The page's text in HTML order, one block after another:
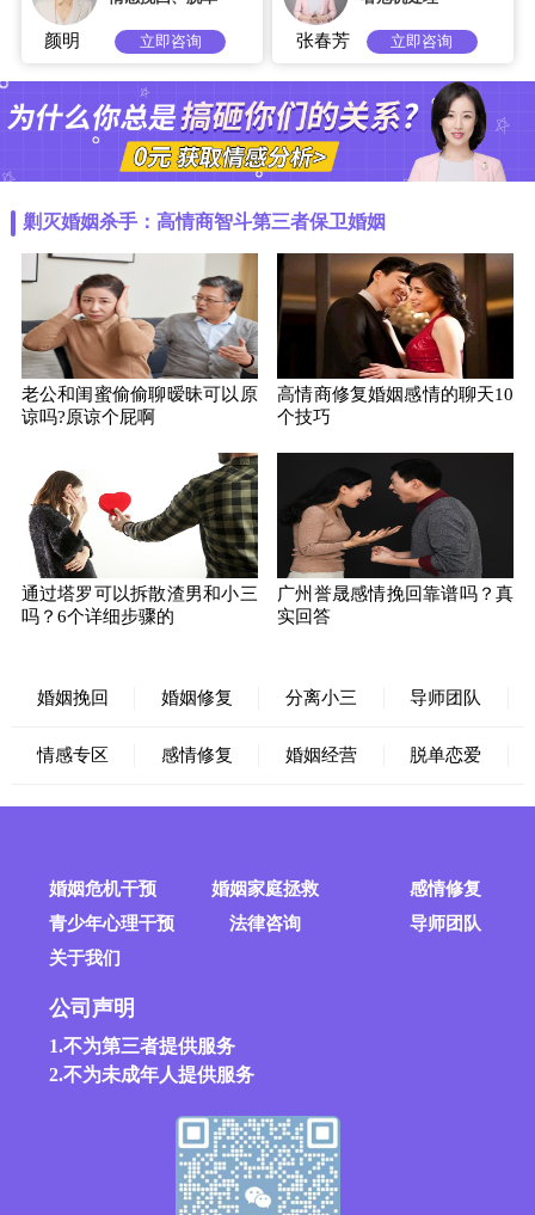
颜明 立即咨询 张春芳 立即咨询
剿灭婚姻杀手：高情商智斗第三者保卫婚姻
老公和闺蜜偷偷聊暧昧可以原
谅吗?原谅个屁啊
高情商修复婚姻感情的聊天10
个技巧
通过塔罗可以拆散渣男和小三
吗？6个详细步骤的
广州誉晟感情挽回靠谱吗？真
实回答
婚姻挽回 婚姻修复 分离小三 导师团队
情感专区 感情修复 婚姻经营 脱单恋爱
婚姻危机干预 婚姻家庭拯救
感情修复
青少年心理干预
法律咨询
导师团队
关于我们
公司声明
1.不为第三者提供服务
2.不为未成年人提供服务